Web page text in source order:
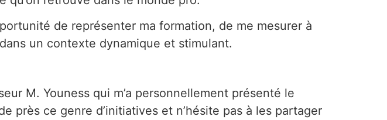
de représenter ma formation, de me mesurer à
un contexte dynamique et stimulant.
M. Youness qui m’a personnellement présenté le
près ce genre d’initiatives et n’hésite pas à les partager